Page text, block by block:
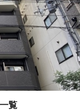
覧